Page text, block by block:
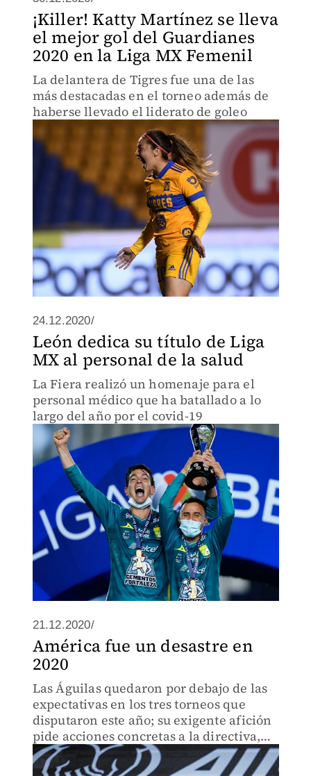
¡Killer! Katty Martínez se lleva
el mejor gol del Guardianes
2020 en la Liga MX Femenil
La delantera de Tigres fue una de las
más destacadas en el torneo además de
haberse llevado el liderato de goleo
24.12.2020/
León dedica su título de Liga
MX al personal de la salud
La Fiera realizó un homenaje para el
personal médico que ha batallado a lo
largo del año por el covid-19
21.12.2020/
América fue un desastre en
2020
Las Águilas quedaron por debajo de las
expectativas en los tres torneos que
disputaron este año; su exigente afición
pide acciones concretas a la directiva,
cuerpo técnico y jugadores